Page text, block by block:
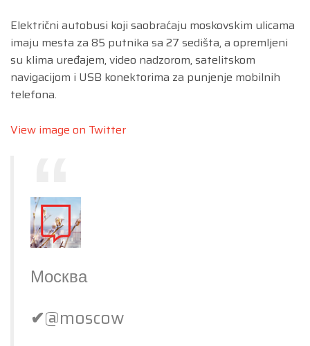
Električni autobusi koji saobraćaju moskovskim ulicama
imaju mesta za 85 putnika sa 27 sedišta, a opremljeni
su klima uređajem, video nadzorom, satelitskom
navigacijom i USB konektorima za punjenje mobilnih
telefona.
View image on Twitter
Москва
✔@moscow